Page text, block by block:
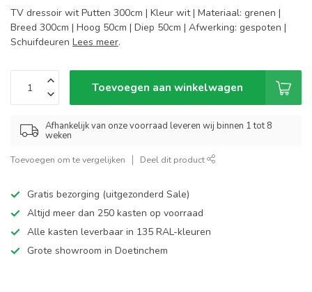
TV dressoir wit Putten 300cm | Kleur wit | Materiaal: grenen |
Breed 300cm | Hoog 50cm | Diep 50cm | Afwerking: gespoten |
Schuifdeuren Lees meer.
Toevoegen aan winkelwagen
Afhankelijk van onze voorraad leveren wij binnen 1 tot 8
weken
Toevoegen om te vergelijken Deel dit product
Gratis bezorging (uitgezonderd Sale)
Altijd meer dan 250 kasten op voorraad
Alle kasten leverbaar in 135 RAL-kleuren
Grote showroom in Doetinchem